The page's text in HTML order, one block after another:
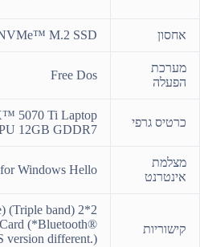
אחסון M.2 SSD
מערכת
הפעלה
Free Dos
כרטיס גרפי
5070 Ti Laptop
12GB GDDR7
מצלמת
אינטרנט
Windows Hello
קישוריות
(Triple band) 2*2
(*Bluetooth®
version different.)